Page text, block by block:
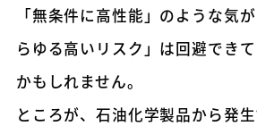
「無条件に高性能」のような気
らゆる高いリスク」は回避でき
かもしれません。
ところが、石油化学製品から発